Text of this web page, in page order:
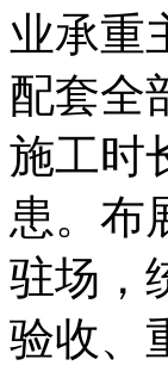
业承重
配套全
施工时
患。布
驻场，
验收、